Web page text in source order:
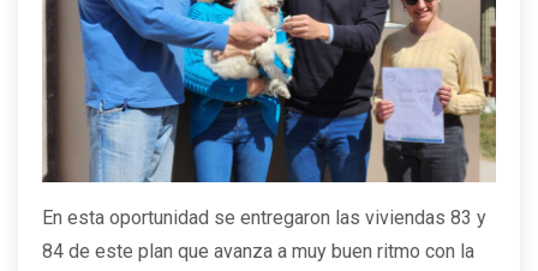
En esta oportunidad se entregaron las viviendas 83 y
84 de este plan que avanza a muy buen ritmo con la